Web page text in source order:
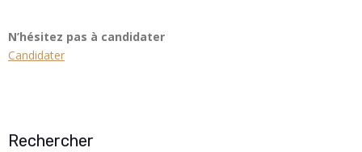
N’hésitez pas à candidater
Candidater
Rechercher